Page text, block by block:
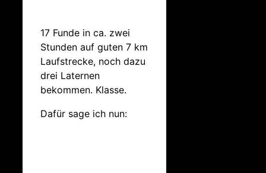
17 Funde in ca. zwei
Stunden auf guten 7 km
Laufstrecke, noch dazu
drei Laternen
bekommen. Klasse.
Dafür sage ich nun: